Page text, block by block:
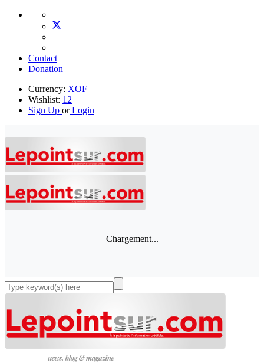
Contact
Donation
Currency: XOF
Wishlist: 12
Sign Up orLogin
Chargement...